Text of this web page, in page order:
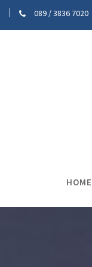
089 / 3836 7020
HOME